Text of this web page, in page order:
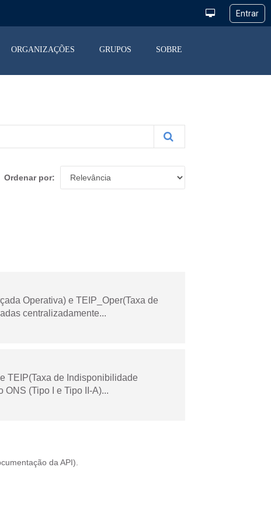
ORGANIZAÇÕES GRUPOS SOBRE
Ordenar por
Operativa) e TEIP_Oper(Taxa de
centralizadamente...
TEIP(Taxa de Indisponibilidade
(Tipo I e Tipo II-A)...
da API ).